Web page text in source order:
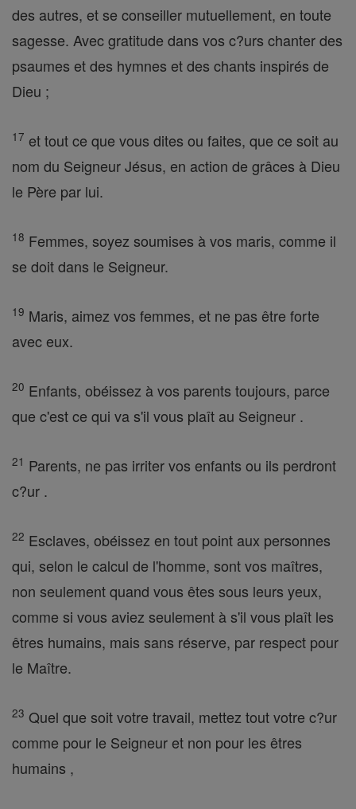
des autres, et se conseiller mutuellement, en toute
sagesse. Avec gratitude dans vos c?urs chanter des
psaumes et des hymnes et des chants inspirés de
Dieu ;
17 et tout ce que vous dites ou faites, que ce soit au
nom du Seigneur Jésus, en action de grâces à Dieu
le Père par lui.
18 Femmes, soyez soumises à vos maris, comme il
se doit dans le Seigneur.
19 Maris, aimez vos femmes, et ne pas être forte
avec eux.
20 Enfants, obéissez à vos parents toujours, parce
que c'est ce qui va s'il vous plaît au Seigneur .
21 Parents, ne pas irriter vos enfants ou ils perdront
c?ur .
22 Esclaves, obéissez en tout point aux personnes
qui, selon le calcul de l'homme, sont vos maîtres,
non seulement quand vous êtes sous leurs yeux,
comme si vous aviez seulement à s'il vous plaît les
êtres humains, mais sans réserve, par respect pour
le Maître.
23 Quel que soit votre travail, mettez tout votre c?ur
comme pour le Seigneur et non pour les êtres
humains ,